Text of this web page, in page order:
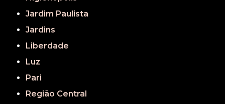
Jardim Paulista
Jardins
Liberdade
Luz
Pari
Região Central